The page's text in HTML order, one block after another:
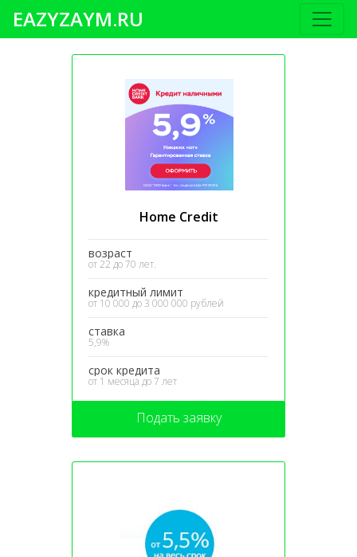
EAZYZAYM.RU
Home Credit
возраст
от 22 до 70 лет.
кредитный лимит
от 10 000 до 3 000 000 рублей
ставка
5,9%
срок кредита
от 1 месяца до 7 лет
Подать заявку